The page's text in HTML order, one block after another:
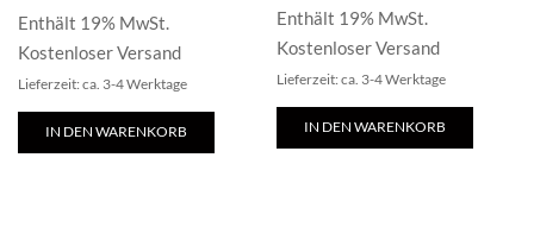
Enthält 19% MwSt.
Kostenloser Versand
Lieferzeit: ca. 3-4 Werktage
IN DEN WARENKORB
Enthält 19% MwSt.
Kostenloser Versand
Lieferzeit: ca. 3-4 Werktage
IN DEN WARENKORB